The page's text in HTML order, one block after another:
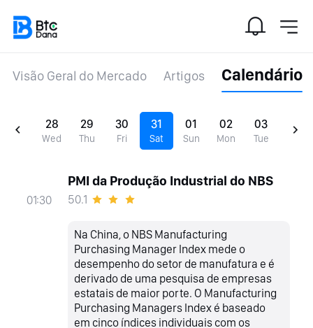
Visão Geral do Mercado Artigos Calendário
28
Wed
29
Thu
30
Fri
31
Sat
01
Sun
02
Mon
03
Tue
01:30
PMI da Produção Industrial do NBS
50.1
Na China, o NBS Manufacturing
Purchasing Manager Index mede o
desempenho do setor de manufatura e é
derivado de uma pesquisa de empresas
estatais de maior porte. O Manufacturing
Purchasing Managers Index é baseado
em cinco índices individuais com os